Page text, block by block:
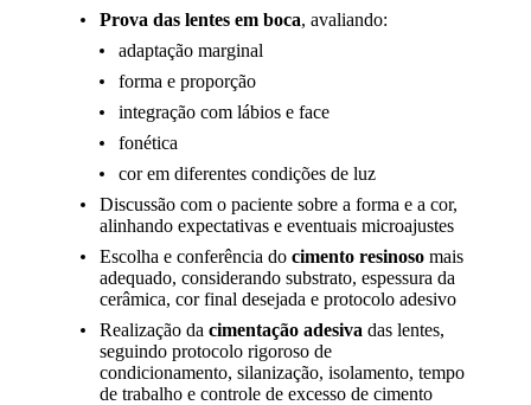
Prova das lentes em boca, avaliando:
adaptação marginal
forma e proporção
integração com lábios e face
fonética
cor em diferentes condições de luz
Discussão com o paciente sobre a forma e a cor,
alinhando expectativas e eventuais microajustes
Escolha e conferência docimento resinoso mais
adequado, considerando substrato, espessura da
cerâmica, cor final desejada e protocolo adesivo
Realização dacimentação adesiva das lentes,
seguindo protocolo rigoroso de
condicionamento, silanização, isolamento, tempo
de trabalho e controle de excesso de cimento